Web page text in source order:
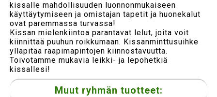
kissalle mahdollisuuden luonnonmukaiseen
käyttäytymiseen ja omistajan tapetit ja huonekalut
ovat paremmassa turvassa!
Kissan mielenkiintoa parantavat lelut, joita voit
kiinnittää puuhun roikkumaan. Kissanminttusuihke
ylläpitää raapimapintojen kiinnostavuutta.
Toivotamme mukavia leikki- ja lepohetkiä
kissallesi!
Muut ryhmän tuotteet: